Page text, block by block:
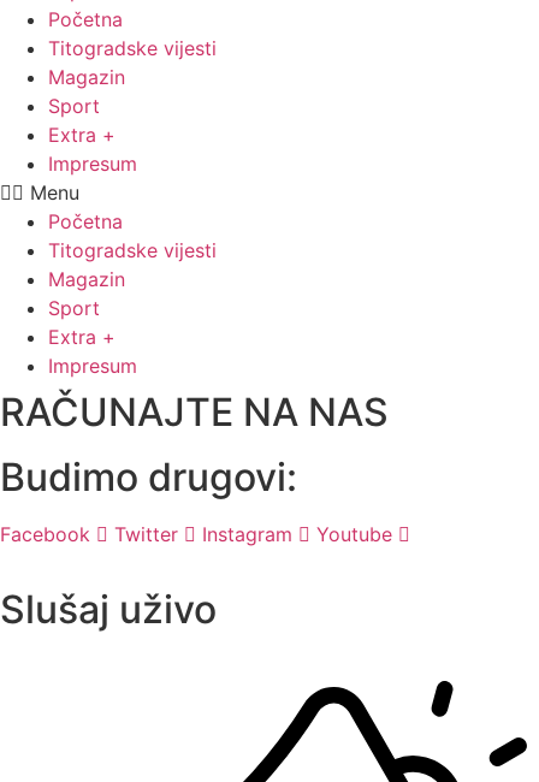
Početna
Titogradske vijesti
Magazin
Sport
Extra +
Impresum
Menu
Početna
Titogradske vijesti
Magazin
Sport
Extra +
Impresum
RAČUNAJTE NA NAS
Budimo drugovi:
Facebook Twitter Instagram Youtube
Slušaj uživo